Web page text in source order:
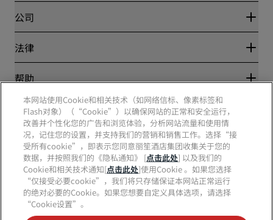
Blog
目的地
丽笙酒店集团APP
体育认证酒店
家庭友好型酒店
合作伙伴
公司
丽笙酒店集团
工作机会 RHG
工作机会 PPHE
工作机会 EHL
The Club by RHG
发展机会
责任经营
采购
法律
隐私中心
丽赏会条款和条件
网站使用协议
数字无障碍
现代奴隶制声明
帮助
消费者警示
联系方式
常见问题
网站地图
社交媒体
丽笙酒店集团品牌
本网站使用Cookie和相关技术（如网络信标、像素标签和
Flash对象）（“Cookie”）以确保网站的正常和安全运行，
改善并个性化您的广告和浏览体验，分析网站流量和使用情
况，记住您的设置，并支持我们的营销和销售工作。选择“接
受所有cookie”，即表示您同意丽笙酒店集团收集关于您的
数据，并按照我们的《隐私通知》 [点击此处] 以及我们的
Cookie和相关技术通知[点击此处]使用Cookie 。如果您选择
“仅接受必要cookie”，我们将只存储保证本网站正常运行
的绝对必要的Cookie。如果您想要自定义具体选项，请选择
“Cookie设置”。